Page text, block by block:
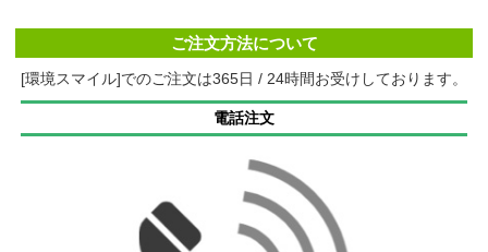
ご注文方法について
[環境スマイル]でのご注文は365日 / 24時間お受けしております。
電話注文